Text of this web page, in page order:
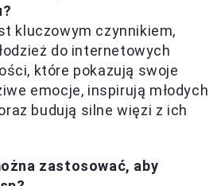
kluczowym czynnikiem,
do internetowych
które pokazują swoje
emocje, inspirują młodych
budują silne więzi z ich
zastosować, aby